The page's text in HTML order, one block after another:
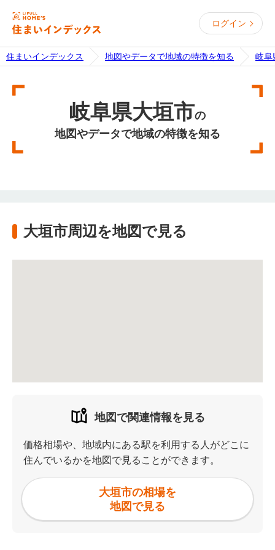
ログイン
住まいインデックス 地図やデータで地域の特徴を知る 岐阜
岐阜県大垣市の
地図やデータで地域の特徴を知る
大垣市周辺を地図で見る
地図で関連情報を見る
価格相場や、地域内にある駅を利用する人がどこに
住んでいるかを地図で見ることができます。
大垣市の相場を
地図で見る